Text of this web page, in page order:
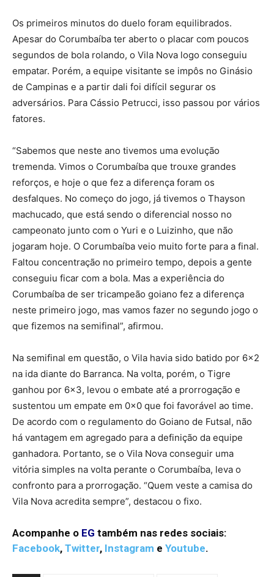
Os primeiros minutos do duelo foram equilibrados.
Apesar do Corumbaíba ter aberto o placar com poucos
segundos de bola rolando, o Vila Nova logo conseguiu
empatar. Porém, a equipe visitante se impôs no Ginásio
de Campinas e a partir dali foi difícil segurar os
adversários. Para Cássio Petrucci, isso passou por vários
fatores.
“Sabemos que neste ano tivemos uma evolução
tremenda. Vimos o Corumbaíba que trouxe grandes
reforços, e hoje o que fez a diferença foram os
desfalques. No começo do jogo, já tivemos o Thayson
machucado, que está sendo o diferencial nosso no
campeonato junto com o Yuri e o Luizinho, que não
jogaram hoje. O Corumbaíba veio muito forte para a final.
Faltou concentração no primeiro tempo, depois a gente
conseguiu ficar com a bola. Mas a experiência do
Corumbaíba de ser tricampeão goiano fez a diferença
neste primeiro jogo, mas vamos fazer no segundo jogo o
que fizemos na semifinal”, afirmou.
Na semifinal em questão, o Vila havia sido batido por 6×2
na ida diante do Barranca. Na volta, porém, o Tigre
ganhou por 6×3, levou o embate até a prorrogação e
sustentou um empate em 0x0 que foi favorável ao time.
De acordo com o regulamento do Goiano de Futsal, não
há vantagem em agregado para a definição da equipe
ganhadora. Portanto, se o Vila Nova conseguir uma
vitória simples na volta perante o Corumbaíba, leva o
confronto para a prorrogação. “Quem veste a camisa do
Vila Nova acredita sempre”, destacou o fixo.
Acompanhe o EG também nas redes sociais:
Facebook, Twitter, Instagram e Youtube.